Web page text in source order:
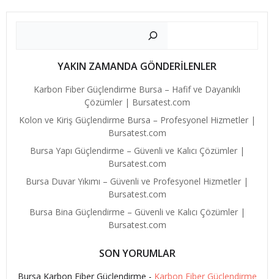
Ara
YAKIN ZAMANDA GÖNDERİLENLER
Karbon Fiber Güçlendirme Bursa – Hafif ve Dayanıklı
Çözümler | Bursatest.com
Kolon ve Kiriş Güçlendirme Bursa – Profesyonel Hizmetler |
Bursatest.com
Bursa Yapı Güçlendirme – Güvenli ve Kalıcı Çözümler |
Bursatest.com
Bursa Duvar Yıkımı – Güvenli ve Profesyonel Hizmetler |
Bursatest.com
Bursa Bina Güçlendirme – Güvenli ve Kalıcı Çözümler |
Bursatest.com
SON YORUMLAR
Bursa Karbon Fiber Güçlendirme - Karbon Fiber Güçlendirme